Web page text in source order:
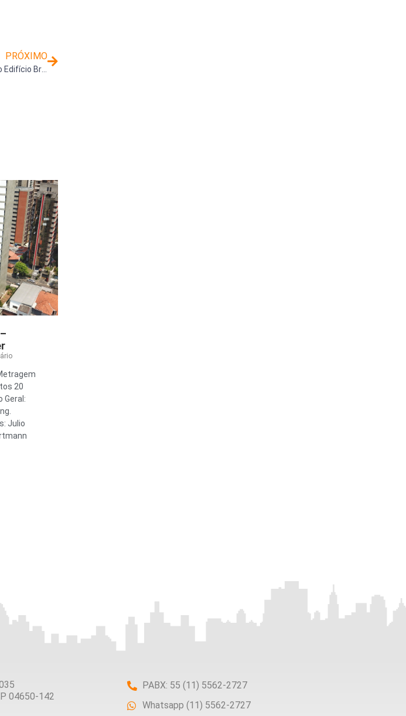
PRÓXIMO
+ Uma obra RKB Engenharia – Condomínio Edifício Brisa do Morumbi
20
Geral:
Julio
04650-142
PABX: 55 (11) 5562-2727
Whatsapp (11) 5562-2727